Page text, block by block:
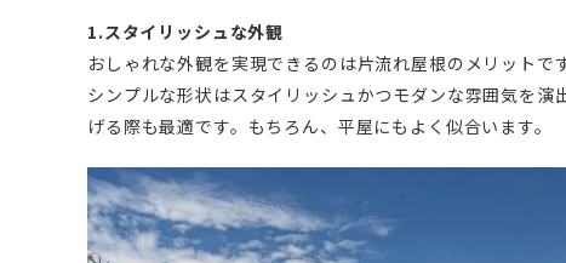
1.スタイリッシュな外観
おしゃれな外観を実現できるのは片流れ屋根のメリットです
シンプルな形状はスタイリッシュかつモダンな雰囲気を
げる際も最適です。もちろん、平屋にもよく似合います。